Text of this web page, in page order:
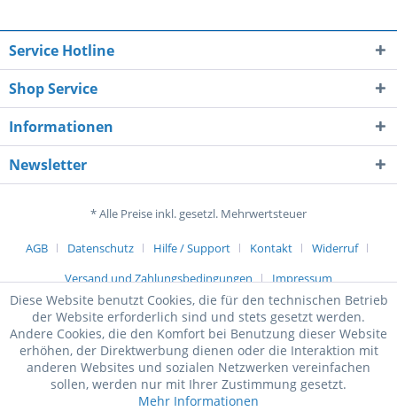
Service Hotline
Shop Service
Informationen
Newsletter
* Alle Preise inkl. gesetzl. Mehrwertsteuer
AGB Datenschutz Hilfe / Support Kontakt
Widerruf
Versand und Zahlungsbedingungen
Impressum
Diese Website benutzt Cookies, die für den technischen Betrieb
der Website erforderlich sind und stets gesetzt werden.
Andere Cookies, die den Komfort bei Benutzung dieser Website
erhöhen, der Direktwerbung dienen oder die Interaktion mit
anderen Websites und sozialen Netzwerken vereinfachen
sollen, werden nur mit Ihrer Zustimmung gesetzt.
Mehr Informationen